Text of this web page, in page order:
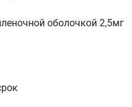
оболочкой 2,5мг